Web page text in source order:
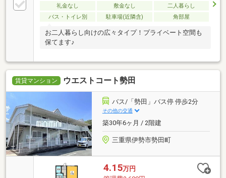
礼金なし 敷金なし
二人暮らし
バス・トイレ別
駐車場(近隣含) 角部屋
お二人暮らし向けの広々タイプ！プライベート空間も
保てます♪
賃貸マンション ウエストコート勢田
バス/「勢田」バス停 停歩2分
その他の交通
築30年6ヶ月 / 2階建
三重県伊勢市勢田町
4.15万円